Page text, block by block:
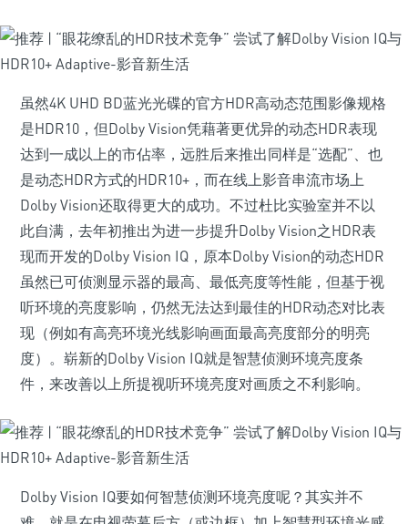
虽然4K UHD BD蓝光光碟的官方HDR高动态范围影像规格
是HDR10，但Dolby Vision凭藉著更优异的动态HDR表现
达到一成以上的市佔率，远胜后来推出同样是“选配”、也
是动态HDR方式的HDR10+，而在线上影音串流市场上
Dolby Vision还取得更大的成功。不过杜比实验室并不以
此自满，去年初推出为进一步提升Dolby Vision之HDR表
现而开发的Dolby Vision IQ，原本Dolby Vision的动态HDR
虽然已可侦测显示器的最高、最低亮度等性能，但基于视
听环境的亮度影响，仍然无法达到最佳的HDR动态对比表
现（例如有高亮环境光线影响画面最高亮度部分的明亮
度）。崭新的Dolby Vision IQ就是智慧侦测环境亮度条
件，来改善以上所提视听环境亮度对画质之不利影响。
Dolby Vision IQ要如何智慧侦测环境亮度呢？其实并不